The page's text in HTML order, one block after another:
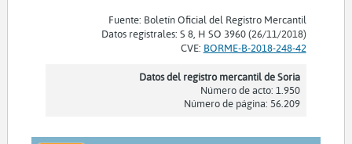
Fuente: Boletín Oficial del Registro Mercantil
Datos registrales: S 8, H SO 3960 (26/11/2018)
CVE: BORME-B-2018-248-42
Datos del registro mercantil de Soria
Número de acto: 1.950
Número de página: 56.209